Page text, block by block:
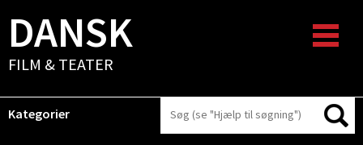
DANSK
FILM & TEATER
Kategorier